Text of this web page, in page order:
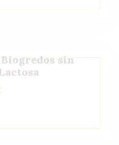
sin